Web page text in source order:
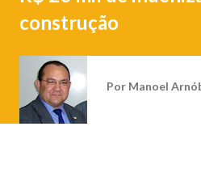
construção
Por Manoel